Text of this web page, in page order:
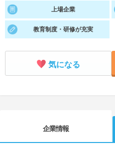
上場企業
教育制度・研修が充実
気になる
企業情報